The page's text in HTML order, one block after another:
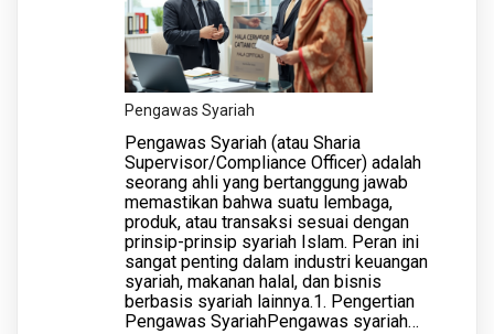
Pengawas Syariah
Pengawas Syariah (atau Sharia
Supervisor/Compliance Officer) adalah
seorang ahli yang bertanggung jawab
memastikan bahwa suatu lembaga,
produk, atau transaksi sesuai dengan
prinsip-prinsip syariah Islam. Peran ini
sangat penting dalam industri keuangan
syariah, makanan halal, dan bisnis
berbasis syariah lainnya.1. Pengertian
Pengawas SyariahPengawas syariah…